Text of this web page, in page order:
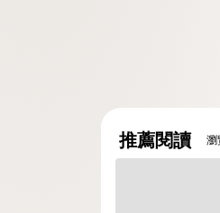
推薦閱讀 瀏